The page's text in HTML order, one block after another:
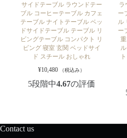
サイドテーブル ラウンドテー
ブル コーヒーテーブル カフェ
テーブル ナイトテーブル ベッ
ドサイドテーブル テーブル リ
ビングテーブル コンパクト リ
ビング 寝室 玄関 ベッドサイ
ド スチール おしゃれ
¥10,480 （税込み）
5段階中4.67の評価
ラ
ー
ル
ー
Contact us